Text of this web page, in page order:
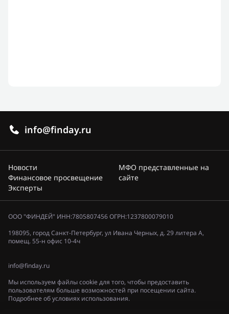
info@finday.ru
Новости
Финансовое просвещение
Эксперты
МФО представленные на
сайте
ООО "ФИНДЕЙ" ИНН:7805807456 ОГРН:1237800079010
198095, город Санкт-Петербург, ул Ивана Черных, д. 29 литера А,
помещ. 55-н офис 10-4ч
info@finday.ru
Мы используем файлы cookie для того, чтобы предоставить
пользователям больше возможностей при посещении сайта.
Подробнее об условиях использования.